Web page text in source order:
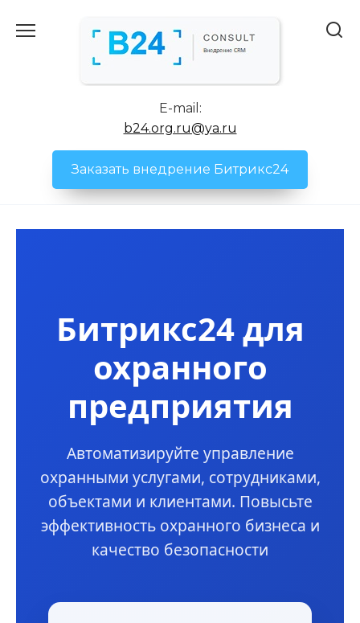
E-mail:
b24.org.ru@ya.ru
Заказать внедрение Битрикс24
Битрикс24 для
охранного
предприятия
Автоматизируйте управление
охранными услугами, сотрудниками,
объектами и клиентами. Повысьте
эффективность охранного бизнеса и
качество безопасности